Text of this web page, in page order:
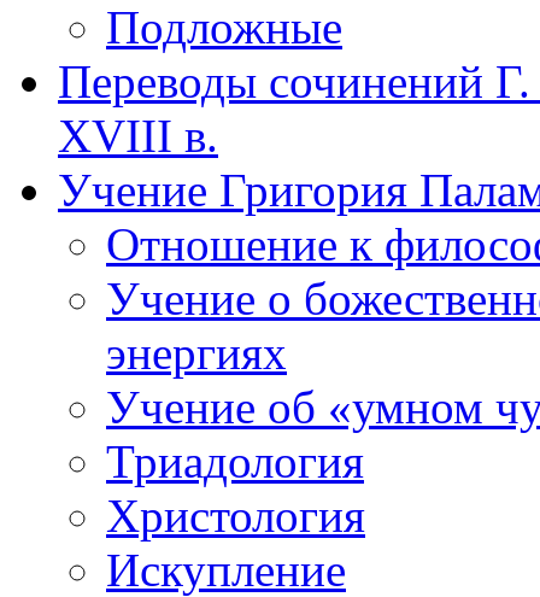
Подложные
Переводы сочинений
XVIII в.
Учение Григория
Отношение к
Учение о
энергиях
Учение об «умном
Триадология
Христология
Искупление